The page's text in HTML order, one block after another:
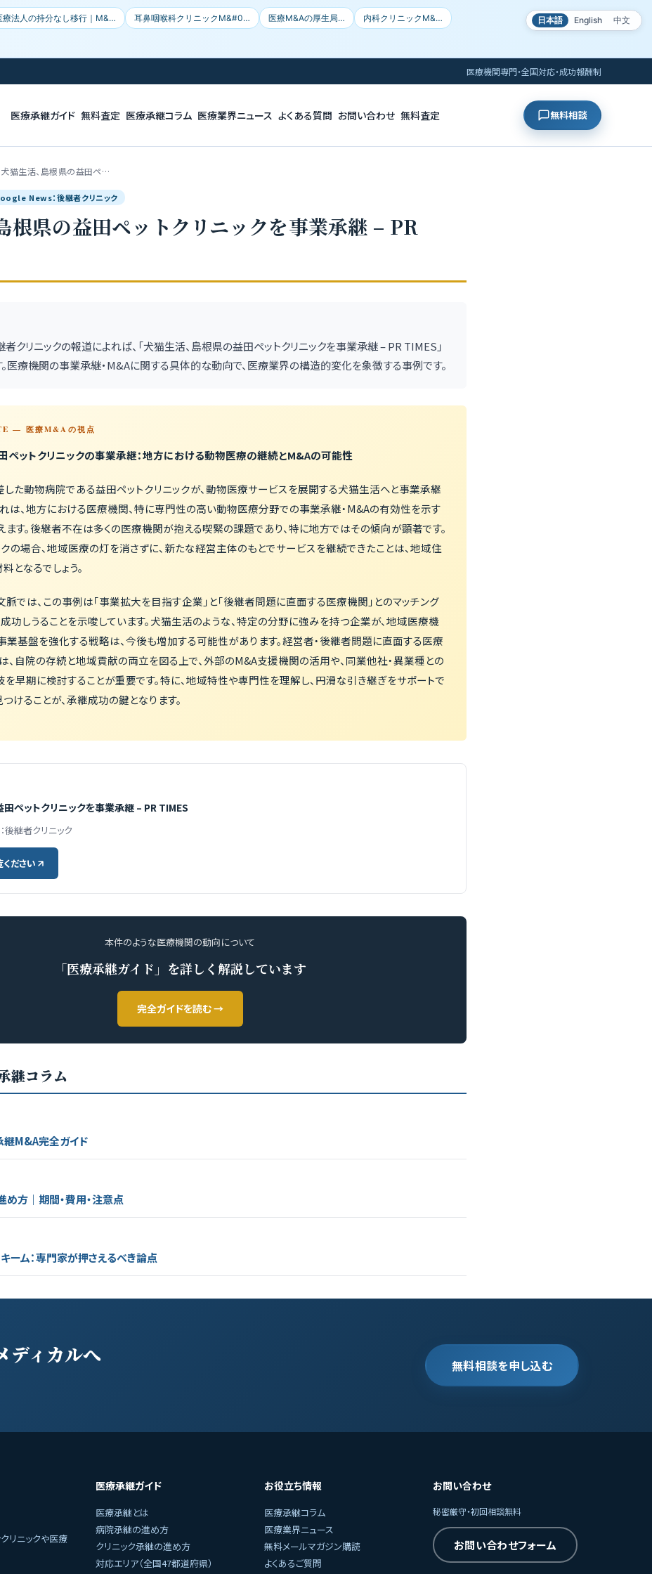
日本語 English
中文
療法人の持分なし移行｜M&… 耳鼻咽喉科クリニックM&#0… 医療M&Aの厚生局… 内科クリニックM&…
医療機関専門・全国対応・成功報酬制
医療承継ガイド 無料査定 医療承継コラム 医療業界ニュース よくある質問 お問い合わせ 無料査定 無料相談
犬猫生活、島根県の益田ペ…
News：後継者クリニック
根県の益田ペットクリニックを事業承継 – PR
クリニックの報道によれば、「犬猫生活、島根県の益田ペットクリニックを事業承継 – PR TIMES」
医療機関の事業承継・M&Aに関する具体的な動向で、医療業界の構造的変化を象徴する事例です。
— 医療M&Aの視点
ペットクリニックの事業承継：地方における動物医療の継続とM&Aの可能性
した動物病院である益田ペットクリニックが、動物医療サービスを展開する犬猫生活へと事業承継
れは、地方における医療機関、特に専門性の高い動物医療分野での事業承継・M&Aの有効性を示す
ます。後継者不在は多くの医療機関が抱える喫緊の課題であり、特に地方ではその傾向が顕著です。
の場合、地域医療の灯を消さずに、新たな経営主体のもとでサービスを継続できたことは、地域住
となるでしょう。
脈では、この事例は「事業拡大を目指す企業」と「後継者問題に直面する医療機関」とのマッチング
功しうることを示唆しています。犬猫生活のような、特定の分野に強みを持つ企業が、地域医療機
業基盤を強化する戦略は、今後も増加する可能性があります。経営者・後継者問題に直面する医療
、自院の存続と地域貢献の両立を図る上で、外部のM&A支援機関の活用や、同業他社・異業種との
早期に検討することが重要です。特に、地域特性や専門性を理解し、円滑な引き継ぎをサポートで
けることが、承継成功の鍵となります。
ペットクリニックを事業承継 – PR TIMES
後継者クリニック
ださい
本件のような医療機関の動向について
「医療承継ガイド」を詳しく解説しています
完全ガイドを読む →
継コラム
継M&A完全ガイド
方｜期間・費用・注意点
ーム：専門家が押さえるべき論点
ディカルへ 無料相談を申し込む
リニックや医療
医療承継ガイド
医療承継とは
病院承継の進め方
クリニック承継の進め方
対応エリア（全国47都道府県）
お役立ち情報
医療承継コラム
医療業界ニュース
無料メールマガジン購読
よくあるご質問
お問い合わせ
秘密厳守・初回相談無料
お問い合わせフォーム